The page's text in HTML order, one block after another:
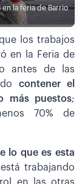
en la feria de Barrio
los trabajos
en la Feria de
antes de las
contener el
más puestos;
70% de
lo que es esta
trabajando